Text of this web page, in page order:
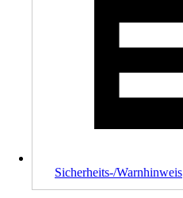
Sicherheits-/Warnhinweis